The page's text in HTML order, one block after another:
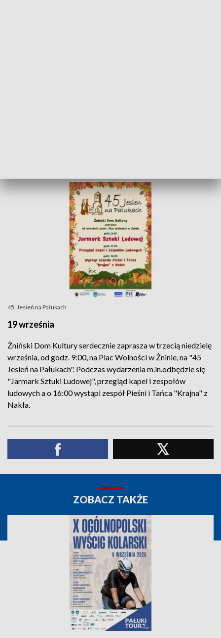
45. Jesień na Pałukach
19 września
Żniński Dom Kultury serdecznie zaprasza w trzecią niedzielę
września, od godz. 9:00, na Plac Wolności w Żninie, na "45
Jesień na Pałukach". Podczas wydarzenia m.in.odbędzie się
"Jarmark Sztuki Ludowej", przegląd kapel i zespołów
ludowych a o 16:00 wystąpi zespół Pieśni i Tańca "Krajna" z
Nakła.
ZOBACZ TAKŻE